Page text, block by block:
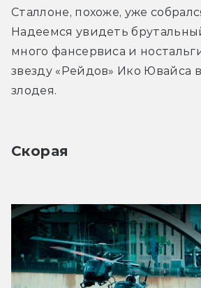
Сталлоне, похоже, уже
Надеемся увидеть
много фансервиса и
звезду «Рейдов» Ико Ювайса
злодея.
Скорая